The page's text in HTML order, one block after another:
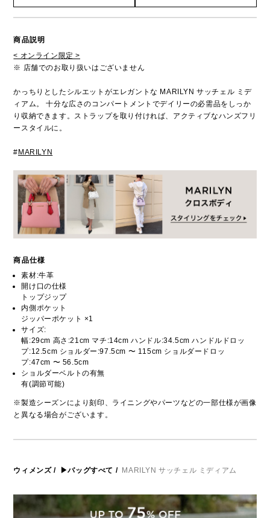
商品説明
< オンライン限定 >
※ 店舗でのお取り扱いはございません
かっちりとしたシルエットがエレガントな MARILYN サッチェル ミデ
ィアム。 十分な広さのコンパートメントでデイリーの必需品をしっか
り収納できます。ストラップを取り付ければ、アクティブなハンズフリ
ースタイルに。
# MARILYN
商品仕様
素材:牛革
開け口の仕様
トップジップ
内側ポケット
ジッパーポケット ×1
サイズ:
幅:29cm 高さ:21cm マチ:14cm ハンドル:34.5cm ハンドルドロッ
プ:12.5cm ショルダー:97.5cm 〜 115cm ショルダードロッ
プ:47cm 〜 56.5cm
ショルダーベルトの有無
有(調節可能)
※製造シーズンにより刻印、ライニングやパーツなどの一部仕様が画像
と異なる場合がございます。
ウィメンズ/ ▶バッグすべて / MARILYN サッチェル ミディアム